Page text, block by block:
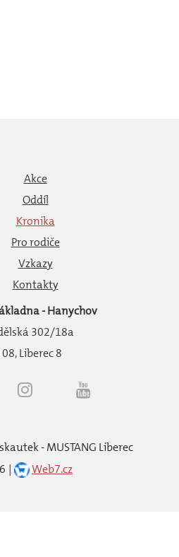
Akce
Oddíl
Kronika
Pro rodiče
Vzkazy
Kontakty
- Hanychov
302/18a
Liberec 8
- MUSTANG Liberec
Web7.cz